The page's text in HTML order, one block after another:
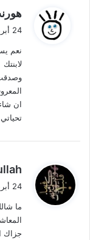
ي
ق
ل
24 أبريل، 2010 الساعة 3:29 م
نعم
لابنتك
ان
تحياتي
ي
ق
ل
24 أبريل، 2010 الساعة 11:42 ص
ما
جزاك